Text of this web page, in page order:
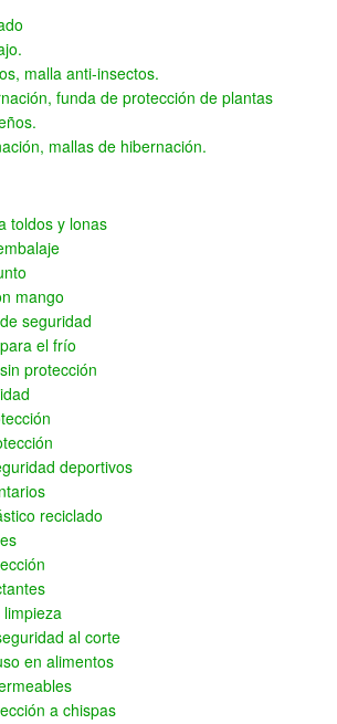
malla anti-insectos.
funda de protección de plantas
mallas de hibernación.
toldos y lonas
mango
seguridad
el frío
protección
deportivos
reciclado
al corte
en alimentos
a chispas